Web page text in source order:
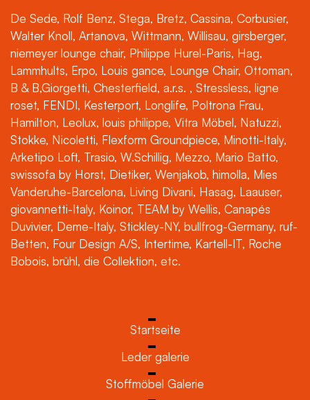
De Sede, Rolf Benz, Stega, Bretz, Cassina, Corbusier,
Walter Knoll, Artanova, Wittmann, Willisau, girsberger,
niemeyer lounge chair, Philippe Hurel-Paris, Hag,
Lammhults, Erpo, Louis gance, Lounge Chair, Ottoman,
B & B,Giorgetti, Chesterfield, a.r.s. , Stressless, ligne
roset, FENDI, Kesterport, Longlife, Poltrona Frau,
Hamilton, Leolux, louis philippe, Vitra Möbel, Natuzzi,
Stokke, Nicoletti, Flexform Groundpiece, Minotti-Italy,
Arketipo Loft, Trasio, W.Schillig, Mezzo, Mario Batto,
swissofa by Horst, Dietiker, Wenjakob, himolla, Mies
Vanderuhe-Barcelona, Living Divani, Hasag, Laauser,
giovannetti-Italy, Koinor, TEAM by Wellis, Canapés
Duvivier, Deme-Italy, Stickley-NY, bullfrog-Germany, ruf-
Betten, Four Design A/S, Intertime, Kartell-IT, Roche
Bobois, brühl, die Collektion, etc.
Startseite
Leder galerie
Stoffmöbel Galerie